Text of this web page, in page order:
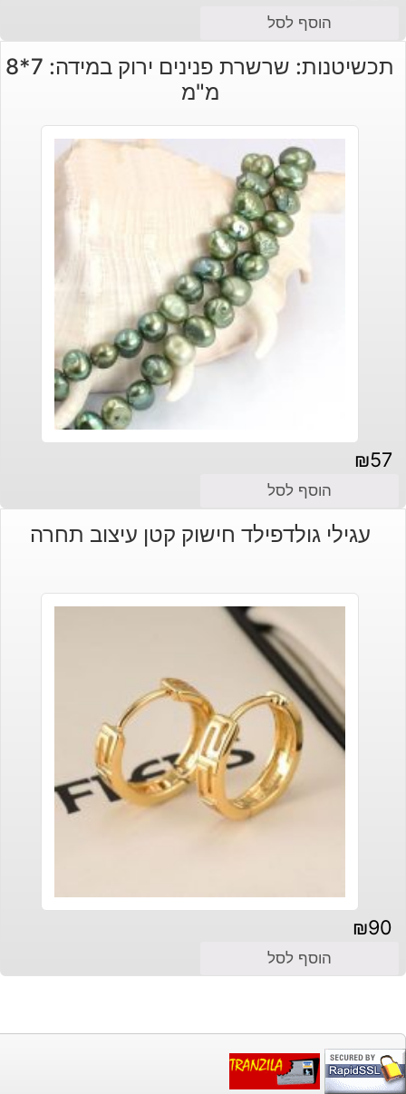
הוסף לסל
תכשיטנות: שרשרת פנינים ירוק במידה: 7*8
מ"מ
₪57
הוסף לסל
עגילי גולדפילד חישוק קטן עיצוב תחרה
₪90
הוסף לסל